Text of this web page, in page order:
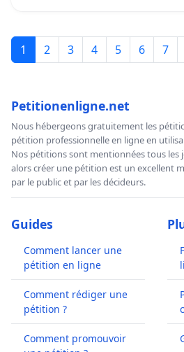
1 2 3 4 5 6 7
Petitionenligne.net
Nous hébergeons gratuitement les
pétition professionnelle en ligne en
Nos pétitions sont mentionnées tous les
alors créer une pétition est un excellent
par le public et par les décideurs.
Guides
Comment lancer une
pétition en ligne
Comment rédiger une
pétition ?
Comment promouvoir